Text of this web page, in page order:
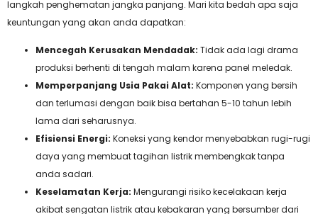
langkah penghematan jangka panjang. Mari kita bedah apa saja
keuntungan yang akan anda dapatkan:
Mencegah Kerusakan Mendadak: Tidak ada lagi drama
produksi berhenti di tengah malam karena panel meledak.
Memperpanjang Usia Pakai Alat: Komponen yang bersih
dan terlumasi dengan baik bisa bertahan 5-10 tahun lebih
lama dari seharusnya.
Efisiensi Energi: Koneksi yang kendor menyebabkan rugi-rugi
daya yang membuat tagihan listrik membengkak tanpa
anda sadari.
Keselamatan Kerja: Mengurangi risiko kecelakaan kerja
akibat sengatan listrik atau kebakaran yang bersumber dari